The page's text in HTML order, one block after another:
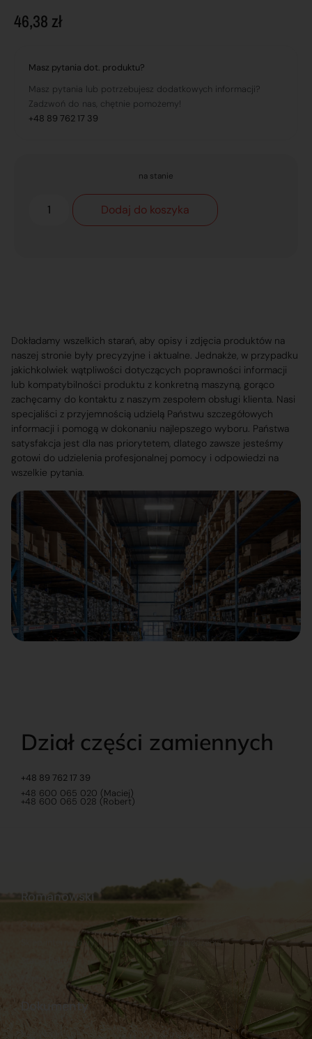
46,38 zł
Masz pytania dot. produktu?
Masz pytania lub potrzebujesz dodatkowych informacji?
Zadzwoń do nas, chętnie pomożemy!
+48 89 762 17 39
na stanie
Dodaj do koszyka
Dokładamy wszelkich starań, aby opisy i zdjęcia produktów na
naszej stronie były precyzyjne i aktualne. Jednakże, w przypadku
jakichkolwiek wątpliwości dotyczących poprawności informacji
lub kompatybilności produktu z konkretną maszyną, gorąco
zachęcamy do kontaktu z naszym zespołem obsługi klienta. Nasi
specjaliści z przyjemnością udzielą Państwu szczegółowych
informacji i pomogą w dokonaniu najlepszego wyboru. Państwa
satysfakcja jest dla nas priorytetem, dlatego zawsze jesteśmy
gotowi do udzielenia profesjonalnej pomocy i odpowiedzi na
wszelkie pytania.
Dział części zamiennych
+48 89 762 17 39
+48 600 065 020 (Maciej)
+48 600 065 028 (Robert)
Dokumenty
Regulamin Dostawy
Romanowski
Sklep internetowy
Praca
Ubezpieczenia